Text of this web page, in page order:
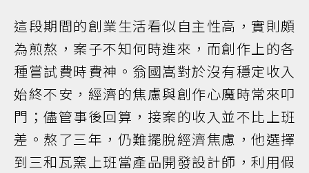
這段期間的創業生活看似自主性高，實則頗
為煎熬，案子不知何時進來，而創作上的各
種嘗試費時費神。翁國嵩對於沒有穩定收入
始終不安，經濟的焦慮與創作心魔時常來叩
門；儘管事後回算，接案的收入並不比上班
差。熬了三年，仍難擺脫經濟焦慮，他選擇
到三和瓦窯上班當產品開發設計師，利用假